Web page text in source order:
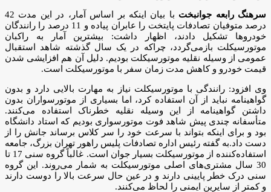
سرهنگ رابعه جوانبخت
با بیان اینکه بر اساس آمار، در این مدت 42
درصد متوفیان تصادفات پایتخت را عابران پیاده و 11 درصد را رانندگان
خودروها تشکیل دادند، اظهار داشت: بیشترین آمار به راکبان
موتورسیکلت بازمی‌گردد، چراکه در یک سال گذشته شاهد استقبال
عمومی از وسیله نقلیه موتورسیکلت بودیم. دلیل آن هم افزایشی شدن
قیمت خودرو و کاهش مدت زمان سفر با موتورسیکلت است.
وی افزود: رانندگی با موتورسیکلت نیاز به مهارت بالایی دارد و بدون
گواهینامه نباید از آن استفاده کرد، اما بسیاری از موتورسواران بدون
داشتن گواهینامه از این وسیله نقلیه خطرناک استفاده می‌کنند.
متأسفانه چندی پیش شاهد فوت موتورسواری بودیم که استاد دانشگاه
بود و برای اینکه بتواند با سرعت خود را سر کلاس برساند جانش را از
دست داد.به گفته رئیس اداره تصادفات پلیس راهور تهران بزرگ، جامعه
استفاده‌کننده از موتورسیکلت بسیار جوان است. غالباً گروه سنی 17 تا
30 سال مشتری‌های اصلی موتورسیکلت به شمار می‌روند. این گروه
سنی درک خطر پایینی دارند و در عین حال سرعت بالا را دوست دارند
و کمتر از سایرین ایمنی را لحاظ می‌کنند.